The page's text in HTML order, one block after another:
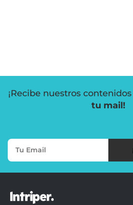
¡Recibe nuestros contenidos
tu mail!